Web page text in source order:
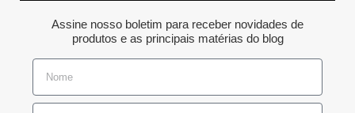
Assine nosso boletim para receber novidades de
produtos e as principais matérias do blog